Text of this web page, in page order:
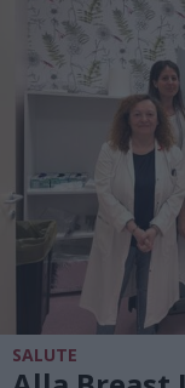
SALUTE